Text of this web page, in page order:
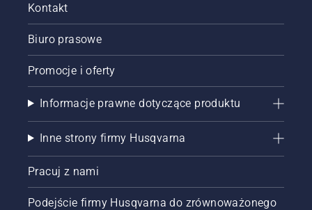
Kontakt
Biuro prasowe
Promocje i oferty
Informacje prawne dotyczące produktu
Inne strony firmy Husqvarna
Pracuj z nami
Podejście firmy Husqvarna do zrównoważonego